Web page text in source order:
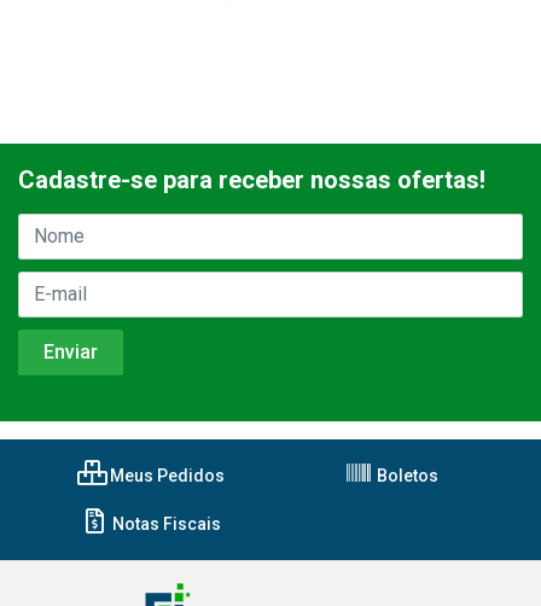
Cadastre-se para receber nossas ofertas!
Meus Pedidos Boletos
Notas Fiscais